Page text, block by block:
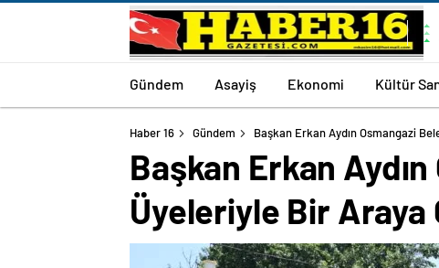
Gündem Asayiş Ekonomi Kültür
Haber 16 Gündem Başkan Erkan Aydın Osmangazi
Başkan Erkan
Üyeleriyle Bir Araya